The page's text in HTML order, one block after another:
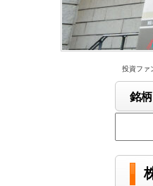
投資ファ
銘